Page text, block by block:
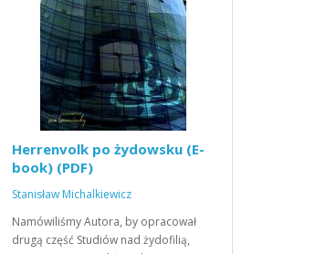
Herrenvolk po żydowsku (E-
book) (PDF)
Stanisław Michalkiewicz
Namówiliśmy Autora, by opracował
drugą część Studiów nad żydofilią,